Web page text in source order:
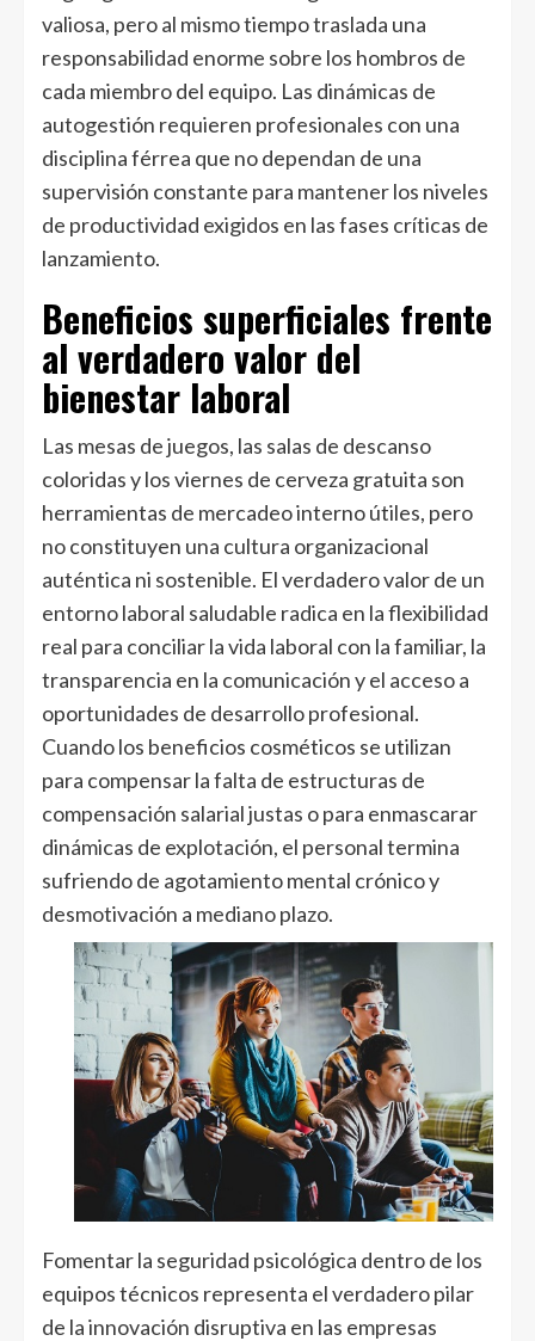
valiosa, pero al mismo tiempo traslada una
responsabilidad enorme sobre los hombros de
cada miembro del equipo. Las dinámicas de
autogestión requieren profesionales con una
disciplina férrea que no dependan de una
supervisión constante para mantener los niveles
de productividad exigidos en las fases críticas de
lanzamiento.
Beneficios superficiales frente
al verdadero valor del
bienestar laboral
Las mesas de juegos, las salas de descanso
coloridas y los viernes de cerveza gratuita son
herramientas de mercadeo interno útiles, pero
no constituyen una cultura organizacional
auténtica ni sostenible. El verdadero valor de un
entorno laboral saludable radica en la flexibilidad
real para conciliar la vida laboral con la familiar, la
transparencia en la comunicación y el acceso a
oportunidades de desarrollo profesional.
Cuando los beneficios cosméticos se utilizan
para compensar la falta de estructuras de
compensación salarial justas o para enmascarar
dinámicas de explotación, el personal termina
sufriendo de agotamiento mental crónico y
desmotivación a mediano plazo.
Fomentar la seguridad psicológica dentro de los
equipos técnicos representa el verdadero pilar
de la innovación disruptiva en las empresas